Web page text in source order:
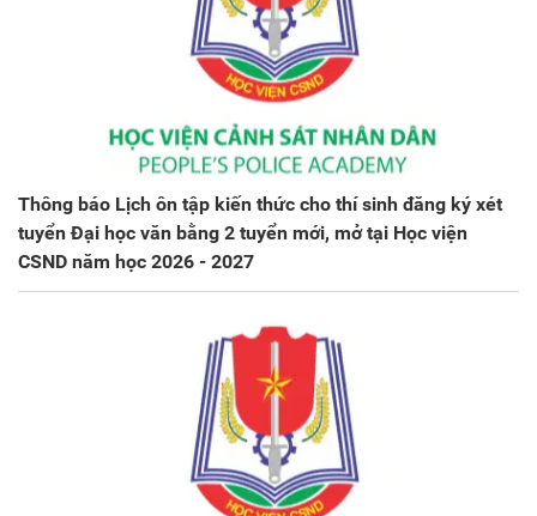
Thông báo Lịch ôn tập kiến thức cho thí sinh đăng ký xét
tuyển Đại học văn bằng 2 tuyển mới, mở tại Học viện
CSND năm học 2026 - 2027